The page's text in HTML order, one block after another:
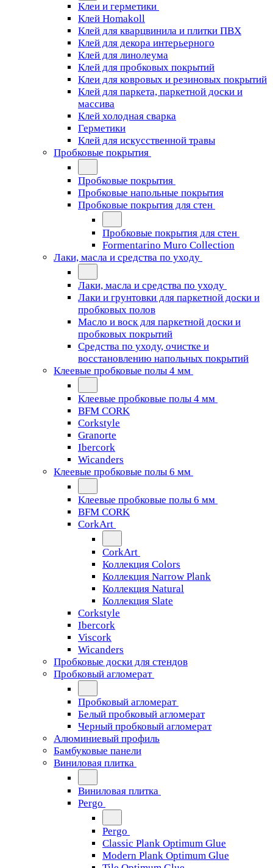
Клеи и герметики
Клей Homakoll
Клей для кварцвинила и плитки ПВХ
Клей для декора интерьерного
Клей для линолеума
Клей для пробковых покрытий
Клеи для ковровых и резиновых покрытий
Клей для паркета, паркетной доски и
массива
Клей холодная сварка
Герметики
Клей для искусственной травы
Пробковые покрытия
Пробковые покрытия
Пробковые напольные покрытия
Пробковые покрытия для стен
Пробковые покрытия для стен
Formentarino Muro Collection
Лаки, масла и средства по уходу
Лаки, масла и средства по уходу
Лаки и грунтовки для паркетной доски и
пробковых полов
Масло и воск для паркетной доски и
пробковых покрытий
Средства по уходу, очистке и
восстановлению напольных покрытий
Клеевые пробковые полы 4 мм
Клеевые пробковые полы 4 мм
BFM CORK
Corkstyle
Granorte
Ibercork
Wicanders
Клеевые пробковые полы 6 мм
Клеевые пробковые полы 6 мм
BFM CORK
CorkArt
CorkArt
Коллекция Colors
Коллекция Narrow Plank
Коллекция Natural
Коллекция Slate
Corkstyle
Ibercork
Viscork
Wicanders
Пробковые доски для стендов
Пробковый агломерат
Пробковый агломерат
Белый пробковый агломерат
Черный пробковый агломерат
Алюминиевый профиль
Бамбуковые панели
Виниловая плитка
Виниловая плитка
Pergo
Pergo
Classic Plank Optimum Glue
Modern Plank Optimum Glue